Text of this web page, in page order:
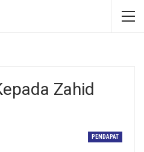
Zahid
PENDAPAT